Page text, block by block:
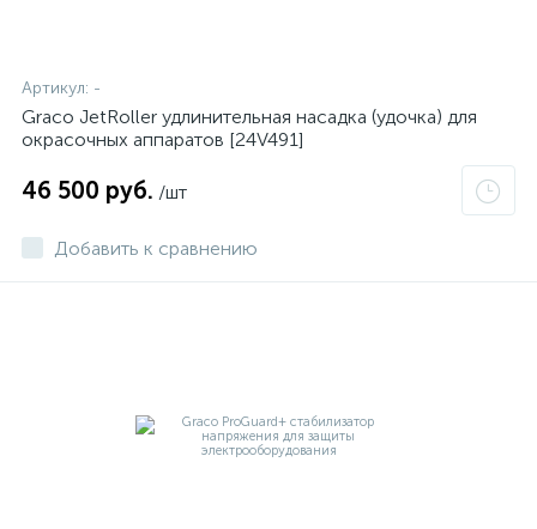
Артикул: -
Graco JetRoller удлинительная насадка (удочка) для
окрасочных аппаратов [24V491]
46 500 руб. /шт
Добавить к сравнению